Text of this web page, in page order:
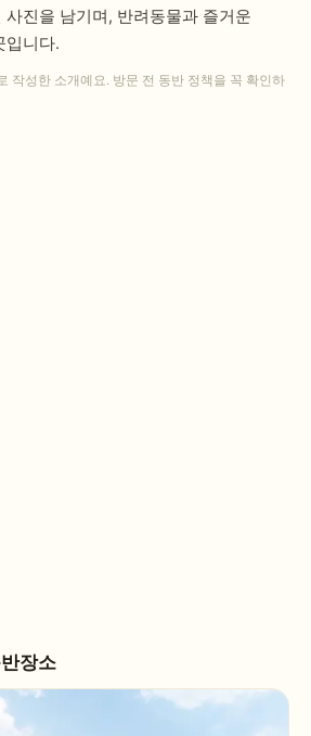
진을 남기며, 반려동물과 즐거운
입니다.
작성한 소개예요. 방문 전 동반 정책을 꼭 확인하
장소